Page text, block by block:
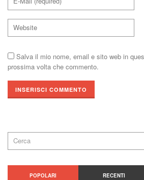
Salva il mio nome, email e sito web in
prossima volta che commento.
POPOLARI RECENTI